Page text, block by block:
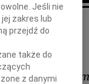
Wyrębkowskim
Jeśli nie
zakres lub
przejdź do
także do
z danymi